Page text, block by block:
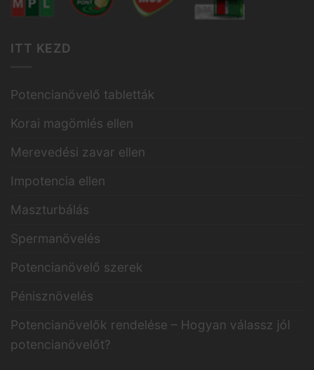
ITT KEZD
Potencianövelő tabletták
Korai magömlés ellen
Merevedési zavar ellen
Impotencia ellen
Maszturbálás
Spermanövelés
Potencianövelő szerek
Pénisznövelés
Potencianövelők rendelése – Hogyan válassz jól
potencianövelőt?